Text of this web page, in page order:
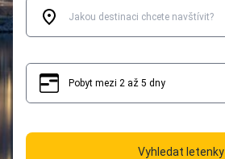
Pobyt mezi 2 až 5 dny
Vyhledat letenky